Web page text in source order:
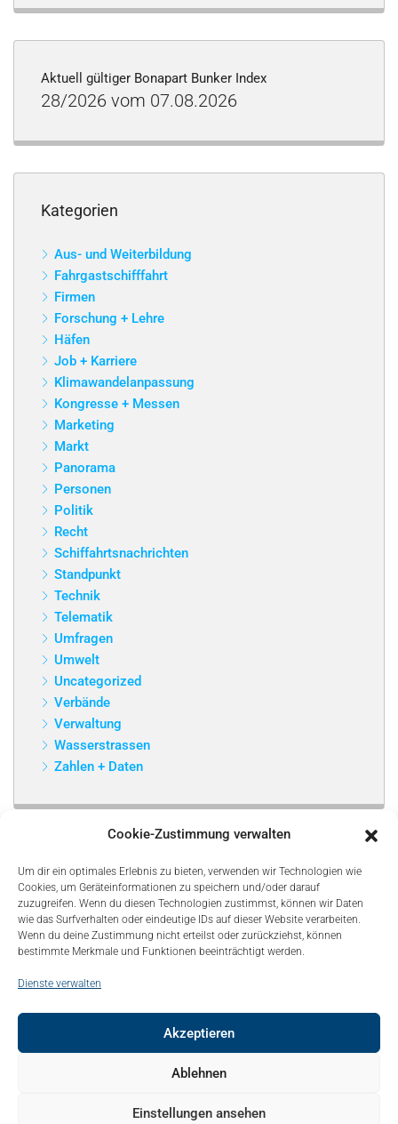
Cookie-Zustimmung verwalten
Um dir ein optimales Erlebnis zu bieten, verwenden wir Technologien wie
Cookies, um Geräteinformationen zu speichern und/oder darauf
zuzugreifen. Wenn du diesen Technologien zustimmst, können wir Daten
wie das Surfverhalten oder eindeutige IDs auf dieser Website verarbeiten.
Wenn du deine Zustimmung nicht erteilst oder zurückziehst, können
bestimmte Merkmale und Funktionen beeinträchtigt werden.
Dienste verwalten
Akzeptieren
Ablehnen
Einstellungen ansehen
Aktuell gültiger Bonapart Bunker Index
28/2026 vom 07.08.2026
Kategorien
Aus- und Weiterbildung
Fahrgastschifffahrt
Firmen
Forschung + Lehre
Häfen
Job + Karriere
Klimawandelanpassung
Kongresse + Messen
Marketing
Markt
Panorama
Personen
Politik
Recht
Schiffahrtsnachrichten
Standpunkt
Technik
Telematik
Umfragen
Umwelt
Uncategorized
Verbände
Verwaltung
Wasserstrassen
Zahlen + Daten